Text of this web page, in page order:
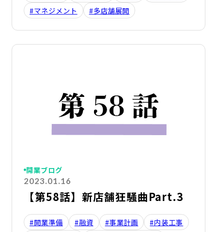
#マネジメント
#多店舗展開
2023.01.16
開業ブログ
【第58話】新店舗狂騒曲Part.3
#開業準備 #融資 #事業計画
#内装工事